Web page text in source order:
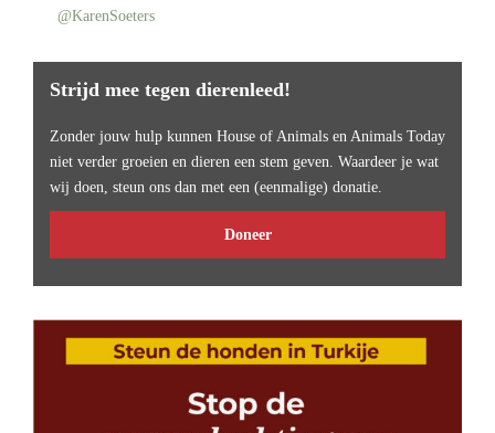
@KarenSoeters
Strijd mee tegen dierenleed!
Zonder jouw hulp kunnen House of Animals en Animals Today
niet verder groeien en dieren een stem geven. Waardeer je wat
wij doen, steun ons dan met een (eenmalige) donatie.
Doneer